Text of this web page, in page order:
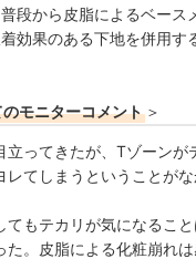
段から皮脂によるベース
効果のある下地を併用す
モニターコメント ＞
立ってきたが、Tゾーンが
レてしまうということが
てもテカリが気になるこ
た。皮脂による化粧崩れは